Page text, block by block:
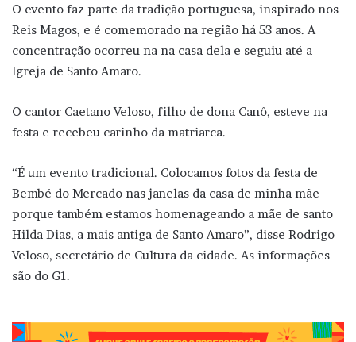
O evento faz parte da tradição portuguesa, inspirado nos
Reis Magos, e é comemorado na região há 53 anos. A
concentração ocorreu na na casa dela e seguiu até a
Igreja de Santo Amaro.
O cantor Caetano Veloso, filho de dona Canô, esteve na
festa e recebeu carinho da matriarca.
“É um evento tradicional. Colocamos fotos da festa de
Bembé do Mercado nas janelas da casa de minha mãe
porque também estamos homenageando a mãe de santo
Hilda Dias, a mais antiga de Santo Amaro”, disse Rodrigo
Veloso, secretário de Cultura da cidade. As informações
são do G1.